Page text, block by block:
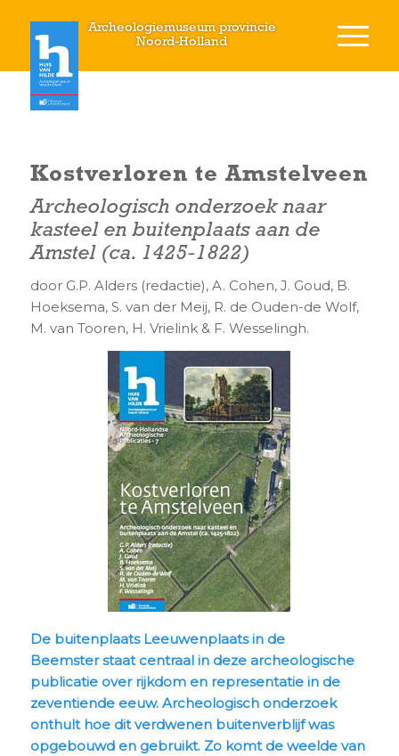
Archeologiemuseum provincie
Noord-Holland
Kostverloren te Amstelveen
Archeologisch onderzoek naar
kasteel en buitenplaats aan de
Amstel (ca. 1425-1822)
door G.P. Alders (redactie), A. Cohen, J. Goud, B.
Hoeksema, S. van der Meij, R. de Ouden-de Wolf,
M. van Tooren, H. Vrielink & F. Wesselingh.
De buitenplaats Leeuwenplaats in de
Beemster staat centraal in deze archeologische
publicatie over rijkdom en representatie in de
zeventiende eeuw. Archeologisch onderzoek
onthult hoe dit verdwenen buitenverblijf was
opgebouwd en gebruikt. Zo komt de weelde van